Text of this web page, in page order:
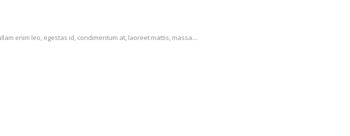
enim leo, egestas id, condimentum at, laoreet mattis, massa....